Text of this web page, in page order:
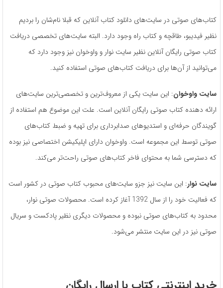
کتاب‌های صوتی در سایت‌های دانلود کتاب آنلاین که قبلا نام‌شان را بردیم
نظیر فیدیبو، طاقچه و کتاب راه وجود دارد. البته سایت‌های تخصصی دریافت
کتاب صوتی رایگان آنلاین نظیر سایت نوار و واوخوان نیز وجود دارد که
می‌توانید از آن‌ها برای دریافت کتاب‌های صوتی استفاده کنید.
سایت واوخوان: این سایت یکی از معروف‌ترین و تخصصی‌ترین سایت‌های
ارائه دهنده کتاب صوتی رایگان آنلاین است. علت این موضوع هم استفاده از
گویندگان حرفه‌ای و استدیوهای صدابرداری برای تهیه و ضبط کتاب‌های
صوتی توسط این مجموعه است. واوخوان دارای اپلیکیشن اختصاصی نیز بوده
که دسترسی شما به محتوای فاخر کتاب‌های صوتی راحت‌تر می‌کند.
سایت نوار: این سایت نیز جزو سایت‌های محبوب کتاب صوتی در کشور است
که فعالیت خود را از سال 1392 آغاز کرده است. محصولات صوتی نوار،
محدود به کتاب‌های صوتی نبوده و محصولات دیگری نظیر پادکست و سریال
صوتی نیز در این سایت منتشر می‌شود.